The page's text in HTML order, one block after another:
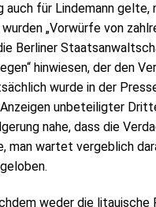
für Lindemann
„Vorwürfe von
Berliner
hinwiesen, der den
wurde in der
unbeteiligter
nahe, dass die
wartet vergeblich
weder die